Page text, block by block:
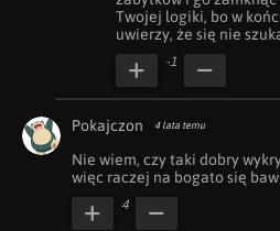
Twojej logiki, bo w
uwierzy, że się nie
-1
Pokajczon 4 lata temu
Nie wiem, czy taki dobry
więc raczej na bogato się
4